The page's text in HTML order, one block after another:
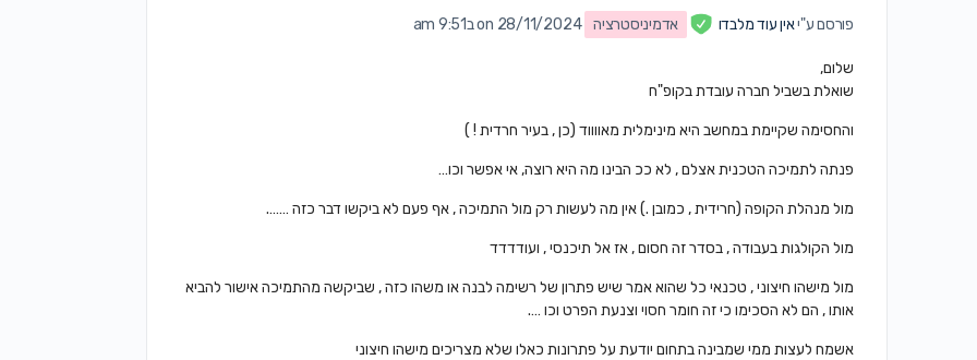
פורסם ע"יאין עוד מלבדו אדמיניסטרציה on 28/11/2024 ב9:51 am
שלום,
שואלת בשביל חברה עובדת בקופ"ח
והחסימה שקיימת במחשב היא מינימלית מאווווד (כן , בעיר חרדית ! )
פנתה לתמיכה הטכנית אצלם , לא ככ הבינו מה היא רוצה, אי אפשר וכו…
מול מנהלת הקופה (חרידית , כמובן .) אין מה לעשות רק מול התמיכה , אף פעם לא ביקשו דבר כזה …….
מול הקולגות בעבודה , בסדר זה חסום , אז אל תיכנסי , ועודדדד
מול מישהו חיצוני , טכנאי כל שהוא אמר שיש פתרון של רשימה לבנה או משהו כזה , שביקשה מהתמיכה אישור להביא
אותו , הם לא הסכימו כי זה חומר חסוי וצנעת הפרט וכו ….
אשמח לעצות ממי שמבינה בתחום יודעת על פתרונות כאלו שלא מצריכים מישהו חיצוני